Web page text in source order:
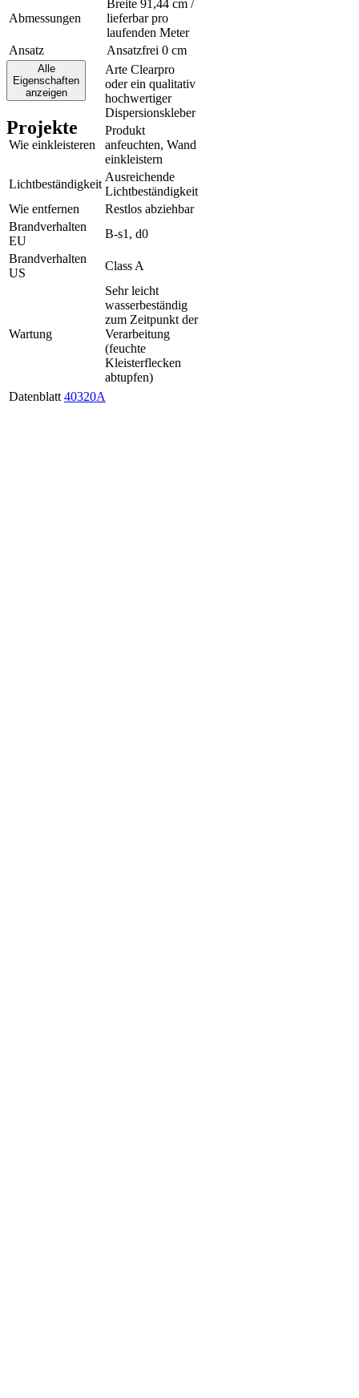
Abmessungen
Breite 91,44 cm /
lieferbar pro
laufenden Meter
Ansatz
Ansatzfrei 0 cm
Klebstoff
Arte Clearpro
oder ein qualitativ
hochwertiger
Dispersionskleber
Wie einkleisteren
Produkt
anfeuchten, Wand
einkleistern
Lichtbeständigkeit
Ausreichende
Lichtbeständigkeit
Wie entfernen
Restlos abziehbar
Brandverhalten
EU
B-s1, d0
Brandverhalten
US
Class A
Wartung
Sehr leicht
wasserbeständig
zum Zeitpunkt der
Verarbeitung
(feuchte
Kleisterflecken
abtupfen)
Datenblatt 40320A
Alle
Eigenschaften
anzeigen
Projekte